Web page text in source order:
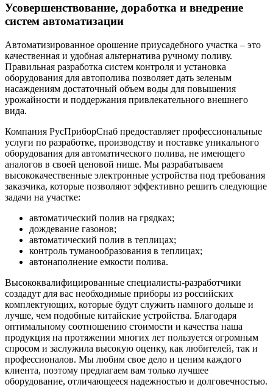
Усовершенствование, доработка и внедрение
систем автоматизации
Автоматизированное орошение приусадебного участка – это
качественная и удобная альтернатива ручному поливу.
Правильная разработка систем контроля и установка
оборудования для автополива позволяет дать зеленым
насаждениям достаточный объем воды для повышения
урожайности и поддержания привлекательного внешнего
вида.
Компания РусПриборСнаб предоставляет профессиональные
услуги по разработке, производству и поставке уникального
оборудования для автоматического полива, не имеющего
аналогов в своей ценовой нише. Мы разрабатываем
высококачественные электронные устройства под требования
заказчика, которые позволяют эффективно решить следующие
задачи на участке:
автоматический полив на грядках;
дождевание газонов;
автоматический полив в теплицах;
контроль туманообразования в теплицах;
автонаполнение емкости полива.
Высококвалифицированные специалисты-разработчики
создадут для вас необходимые приборы из российских
комплектующих, которые будут служить намного дольше и
лучше, чем подобные китайские устройства. Благодаря
оптимальному соотношению стоимости и качества наша
продукция на протяжении многих лет пользуется огромным
спросом и заслужила высокую оценку, как любителей, так и
профессионалов. Мы любим свое дело и ценим каждого
клиента, поэтому предлагаем вам только лучшее
оборудование, отличающееся надежностью и долговечностью.